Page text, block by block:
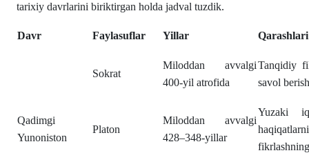
tarixiy davrlarini biriktirgan holda jadval tuzdik.
Davr Faylasuflar Yillar Qarashlari
Qadimgi
Yunoniston
Sokrat
Miloddan avvalgi
400-yil atrofida
Tanqidiy
savol
Platon
Miloddan avvalgi
428–348-yillar
Yuzaki